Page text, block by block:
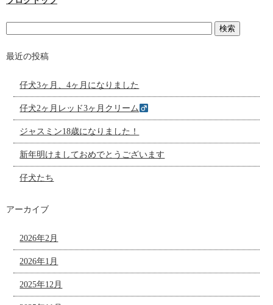
最近の投稿
仔犬3ヶ月、4ヶ月になりました
仔犬2ヶ月レッド3ヶ月クリーム
ジャスミン18歳になりました！
新年明けましておめでとうございます
仔犬たち
アーカイブ
2026年2月
2026年1月
2025年12月